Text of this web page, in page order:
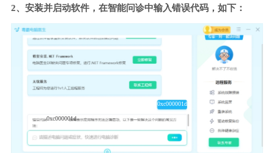
2、安装并启动软件，在智能问诊中输入错误代码，如下：
0xc000001d
0xc000001d